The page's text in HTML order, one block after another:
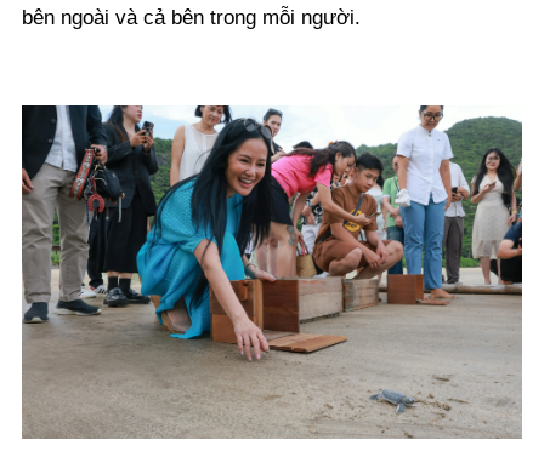
bên ngoài và cả bên trong mỗi người.